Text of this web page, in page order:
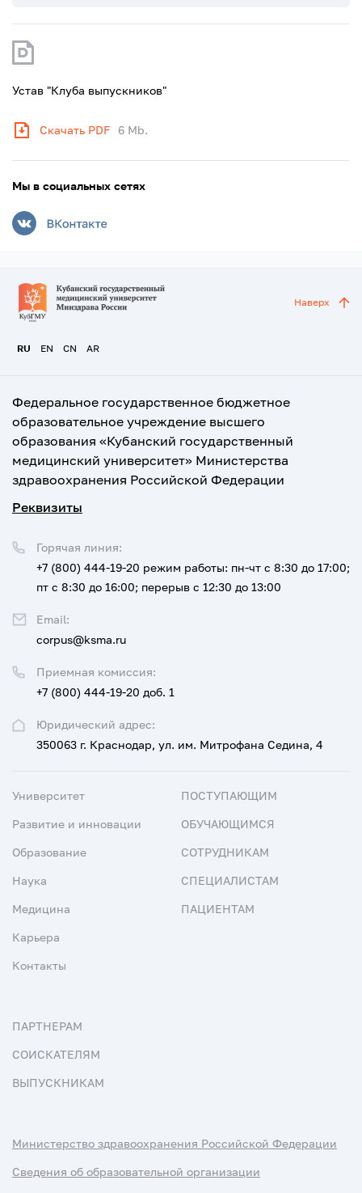
Устав "Клуба выпускников"
Скачать PDF 6 Mb.
Мы в социальных сетях
RU EN CN AR
Наверх
Федеральное государственное бюджетное
образовательное учреждение высшего
образования «Кубанский государственный
медицинский университет» Министерства
здравоохранения Российской Федерации
Реквизиты
Юридический адрес:
350063 г. Краснодар, ул. им. Митрофана Седина, 4
Приемная комиссия:
+7 (800) 444-19-20 доб. 1
Горячая линия:
+7 (800) 444-19-20 режим работы: пн-чт с 8:30 до 17:00;
пт с 8:30 до 16:00; перерыв с 12:30 до 13:00
Email:
corpus@ksma.ru
Университет
Развитие и инновации
Образование
Наука
Медицина
Карьера
Контакты
ПОСТУПАЮЩИМ
ОБУЧАЮЩИМСЯ
СОТРУДНИКАМ
СПЕЦИАЛИСТАМ
ПАЦИЕНТАМ
ПАРТНЕРАМ
СОИСКАТЕЛЯМ
ВЫПУСКНИКАМ
Министерство здравоохранения Российской Федерации
Сведения об образовательной организации